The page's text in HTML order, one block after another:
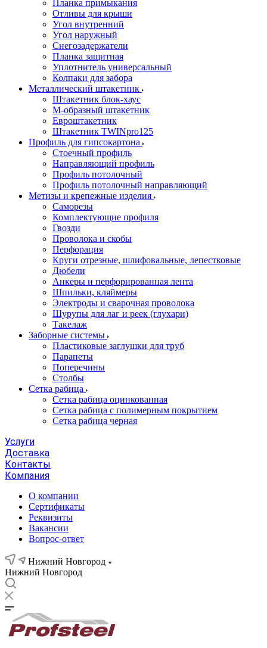
Планка примыкания
Отливы для крыши
Угол внутренний
Угол наружный
Снегозадержатели
Планка защитная
Уплотнитель универсальный
Колпаки для забора
Металлический штакетник
Штакетник блок-хаус
М-образный штакетник
Евроштакетник
Штакетник TWINpro125
Профиль для гипсокартона
Стоечный профиль
Направляющий профиль
Профиль потолочный
Профиль потолочный направляющий
Метизы и крепежные изделия
Саморезы
Комплектующие профиля
Гвозди
Проволока и скобы
Перфорация
Круги отрезные, шлифовальные, лепестковые
Дюбели
Анкеры и перфорированная лента
Шпильки, кляймеры
Электроды и сварочная проволока
Шурупы для лаг и реек (глухари)
Такелаж
Заборные системы
Пластиковые заглушки для труб
Парапеты
Поперечины
Столбы
Сетка рабица
Сетка рабица оцинкованная
Сетка рабица с полимерным покрытием
Сетка рабица черная
Услуги
Доставка
Контакты
Компания
О компании
Сертификаты
Реквизиты
Вакансии
Вопрос-ответ
Нижний Новгород
Нижний Новгород